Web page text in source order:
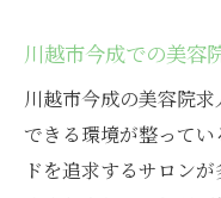
川越市今成で働
自分に合っ
ント
川越市今成
川越市今成での美容
川越市今成の美容院
できる環境が整って
ドを追求するサロン